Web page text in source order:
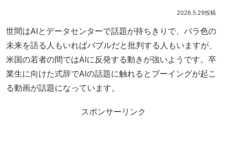
2026.5.29
世間はAIとデータセンターで話題が持ちきりで、バラ色の
未来を語る人もいればバブルだと批判する人もいますが、
米国の若者の間ではAIに反発する動きが強いようです。卒
業生に向けた式辞でAIの話題に触れるとブーイングが起こ
る動画が話題になっています。
スポンサーリンク